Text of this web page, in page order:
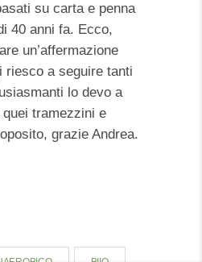
su carta e penna
40 anni fa. Ecco,
un’affermazione
riesco a seguire tanti
lo devo a
quei tramezzini e
grazie Andrea.